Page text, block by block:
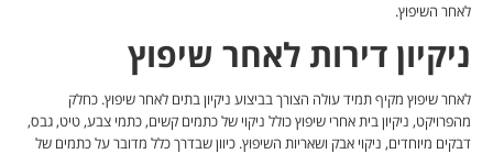
לאחר השיפוץ.
ניקיון דירות לאחר שיפוץ
לאחר שיפוץ מקיף תמיד עולה הצורך בביצוע ניקיון בתים לאחר שיפוץ. כחלק
מהפרויקט, ניקיון בית אחרי שיפוץ כולל ניקוי של כתמים קשים, כתמי צבע, טיט, גבס,
דבקים מיוחדים, ניקוי אבק ושאריות השיפוץ. כיוון שבדרך כלל מדובר על כתמים של